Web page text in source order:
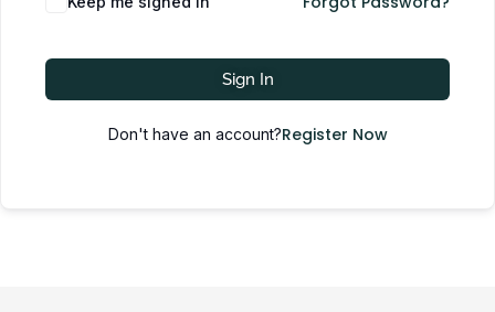
Sign In
Don't have an account?Register Now